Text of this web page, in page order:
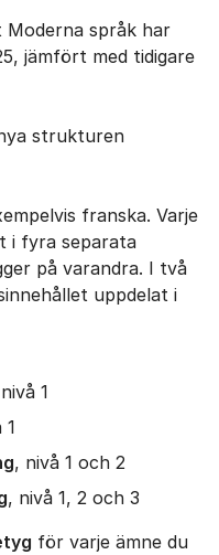
språk har
jämfört med tidigare
strukturen
franska. Varje
i fyra separata
på varandra. I två
uppdelat i
1
1
, nivå 1 och 2
, nivå 1, 2 och 3
för varje ämne du